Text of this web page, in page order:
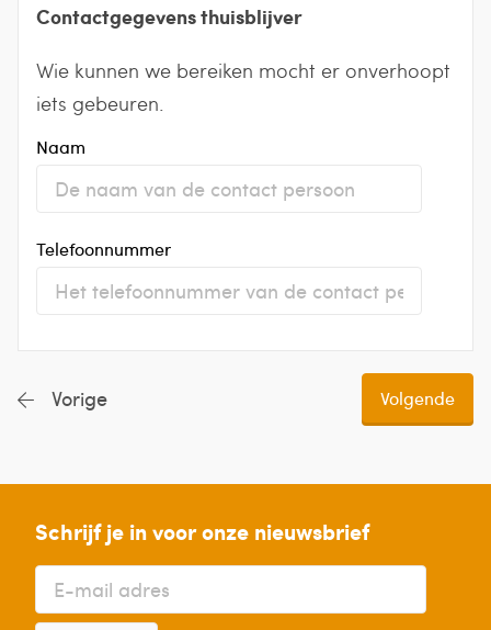
Contactgegevens thuisblijver
Wie kunnen we bereiken mocht er onverhoopt
iets gebeuren.
Naam
Telefoonnummer
Vorige
Schrijf je in voor onze nieuwsbrief